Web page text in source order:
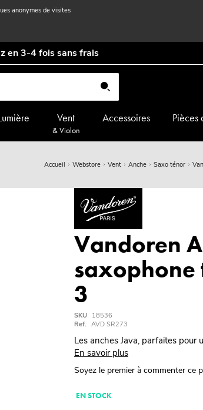
anonymes de visites
en 3-4 fois sans frais
Vent
& Violon
Accessoires Pièces
Accueil Webstore Vent Anche Saxo ténor
Vandoren
saxophone
3
SKU 18536
Ref. AVD SR273
Les anches Java, parfaites pour
En savoir plus
Soyez le premier à commenter ce
EN STOCK